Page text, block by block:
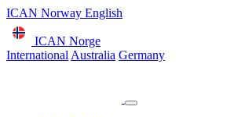
ICAN Norway English
ICAN Norge
International Australia Germany